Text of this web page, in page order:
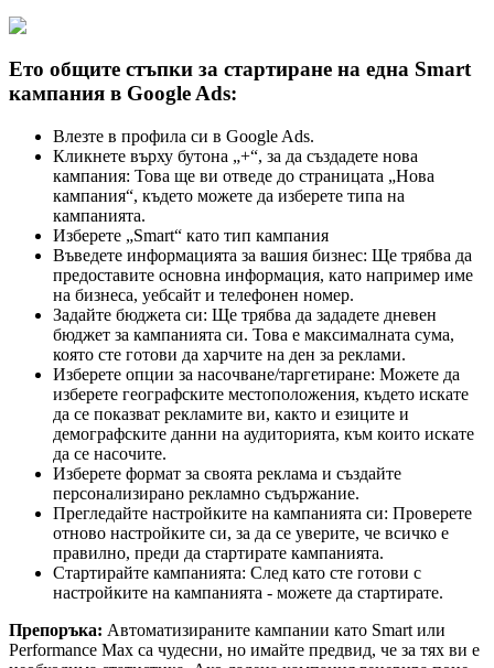
Ето общите стъпки за стартиране на една Smart
кампания в Google Ads:
Влезте в профила си в Google Ads.
Кликнете върху бутона „+“, за да създадете нова
кампания: Това ще ви отведе до страницата „Нова
кампания“, където можете да изберете типа на
кампанията.
Изберете „Smart“ като тип кампания
Въведете информацията за вашия бизнес: Ще трябва да
предоставите основна информация, като например име
на бизнеса, уебсайт и телефонен номер.
Задайте бюджета си: Ще трябва да зададете дневен
бюджет за кампанията си. Това е максималната сума,
която сте готови да харчите на ден за реклами.
Изберете опции за насочване/таргетиране: Можете да
изберете географските местоположения, където искате
да се показват рекламите ви, както и езиците и
демографските данни на аудиторията, към които искате
да се насочите.
Изберете формат за своята реклама и създайте
персонализирано рекламно съдържание.
Прегледайте настройките на кампанията си: Проверете
отново настройките си, за да се уверите, че всичко е
правилно, преди да стартирате кампанията.
Стартирайте кампанията: След като сте готови с
настройките на кампанията - можете да стартирате.
Препоръка: Автоматизираните кампании като Smart или
Performance Max са чудесни, но имайте предвид, че за тях ви е